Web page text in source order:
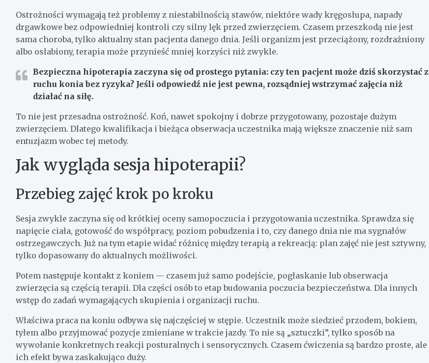
Ostrożności wymagają też problemy z niestabilnością stawów, niektóre wady kręgosłupa, napady
drgawkowe bez odpowiedniej kontroli czy silny lęk przed zwierzęciem. Czasem przeszkodą nie jest
sama choroba, tylko aktualny stan pacjenta danego dnia. Jeśli organizm jest przeciążony, rozdrażniony
albo osłabiony, terapia może przynieść mniej korzyści niż zwykle.
Bezpieczna hipoterapia zaczyna się od prostego pytania: czy ten pacjent może dziś skorzystać z
ruchu konia bez ryzyka? Jeśli odpowiedź nie jest pewna, rozsądniej wstrzymać zajęcia niż
działać na siłę.
To nie jest przesadna ostrożność. Koń, nawet spokojny i dobrze przygotowany, pozostaje dużym
zwierzęciem. Dlatego kwalifikacja i bieżąca obserwacja uczestnika mają większe znaczenie niż sam
entuzjazm wobec tej metody.
Jak wygląda sesja hipoterapii?
Przebieg zajęć krok po kroku
Sesja zwykle zaczyna się od krótkiej oceny samopoczucia i przygotowania uczestnika. Sprawdza się
napięcie ciała, gotowość do współpracy, poziom pobudzenia i to, czy danego dnia nie ma sygnałów
ostrzegawczych. Już na tym etapie widać różnicę między terapią a rekreacją: plan zajęć nie jest sztywny,
tylko dopasowany do aktualnych możliwości.
Potem następuje kontakt z koniem — czasem już samo podejście, pogłaskanie lub obserwacja
zwierzęcia są częścią terapii. Dla części osób to etap budowania poczucia bezpieczeństwa. Dla innych
wstęp do zadań wymagających skupienia i organizacji ruchu.
Właściwa praca na koniu odbywa się najczęściej w stępie. Uczestnik może siedzieć przodem, bokiem,
tyłem albo przyjmować pozycje zmieniane w trakcie jazdy. To nie są „sztuczki”, tylko sposób na
wywołanie konkretnych reakcji posturalnych i sensorycznych. Czasem ćwiczenia są bardzo proste, ale
ich efekt bywa zaskakująco duży.